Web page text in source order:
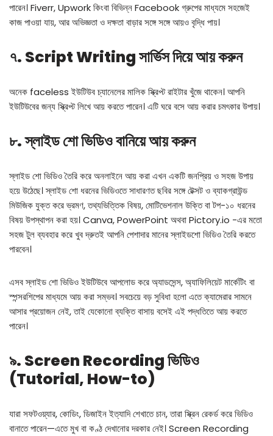
পারেন। Fiverr, Upwork কিংবা বিভিন্ন Facebook গ্রুপের মাধ্যমে সহজেই
কাজ পাওয়া যায়, আর অভিজ্ঞতা ও দক্ষতা বাড়ার সঙ্গে সঙ্গে আয়ও বৃদ্ধি পায়।
৭. Script Writing সার্ভিস দিয়ে আয় করুন
অনেক faceless ইউটিউব চ্যানেলের মালিক স্ক্রিপ্ট রাইটার খুঁজে থাকেন। আপনি
ইউটিউবের জন্য স্ক্রিপ্ট লিখে আয় করতে পারেন। এটি ঘরে বসে আয় করার চমৎকার উপায়।
৮. স্লাইড শো ভিডিও বানিয়ে আয় করুন
স্লাইড শো ভিডিও তৈরি করে অনলাইনে আয় করা এখন একটি জনপ্রিয় ও সহজ উপায়
হয়ে উঠেছে। স্লাইড শো ধরনের ভিডিওতে সাধারণত ছবির সঙ্গে টেক্সট ও ব্যাকগ্রাউন্ড
মিউজিক যুক্ত করে ভ্রমণ, তথ্যভিত্তিক বিষয়, মোটিভেশনাল উক্তি বা টপ-১০ ধরনের
বিষয় উপস্থাপন করা হয়। Canva, PowerPoint অথবা Pictory.io -এর মতো
সহজ টুল ব্যবহার করে খুব দ্রুতই আপনি পেশাদার মানের স্লাইডশো ভিডিও তৈরি করতে
পারবেন।
এসব স্লাইড শো ভিডিও ইউটিউবে আপলোড করে অ্যাডসেন্স, অ্যাফিলিয়েট মার্কেটিং বা
স্পন্সরশিপের মাধ্যমে আয় করা সম্ভব। সবচেয়ে বড় সুবিধা হলো এতে ক্যামেরার সামনে
আসার প্রয়োজন নেই, তাই যেকোনো ব্যক্তি বাসায় বসেই এই পদ্ধতিতে আয় করতে
পারেন।
৯. Screen Recording ভিডিও
(Tutorial, How-to)
যারা সফটওয়্যার, কোডিং, ডিজাইন ইত্যাদি শেখাতে চান, তারা স্ক্রিন রেকর্ড করে ভিডিও
বানাতে পারেন—এতে মুখ বা কণ্ঠ দেখানোর দরকার নেই। Screen Recording